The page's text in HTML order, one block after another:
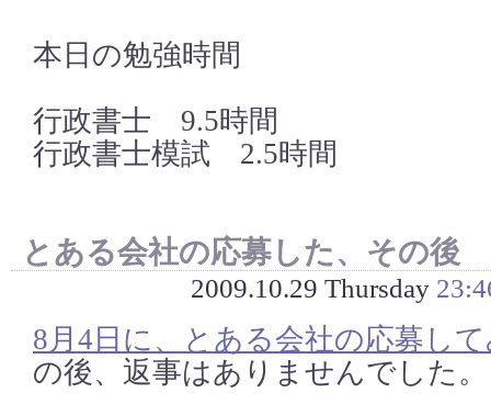
本日の勉強時間
行政書士 9.5時間
行政書士模試 2.5時間
とある会社の応募した、その後
2009.10.29 Thursday
8月4日に、とある会社の応募し
の後、返事はありませんでした。